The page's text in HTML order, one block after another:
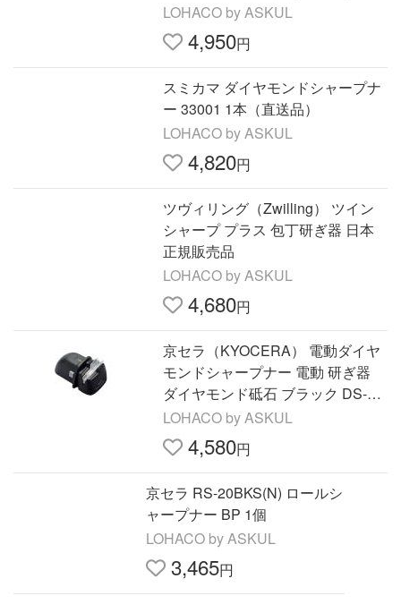
LOHACO by ASKUL
4,950円
スミカマ ダイヤモンドシャープナ
ー 33001 1本（直送品）
LOHACO by ASKUL
4,820円
ツヴィリング（Zwilling） ツイン
シャープ プラス 包丁研ぎ器 日本
正規販売品
LOHACO by ASKUL
4,680円
京セラ（KYOCERA） 電動ダイヤ
モンドシャープナー 電動 研ぎ器
ダイヤモンド砥石 ブラック DS-38
【セラミック包丁対応】
LOHACO by ASKUL
4,580円
京セラ RS-20BKS(N) ロールシ
ャープナー BP 1個
LOHACO by ASKUL
3,465円